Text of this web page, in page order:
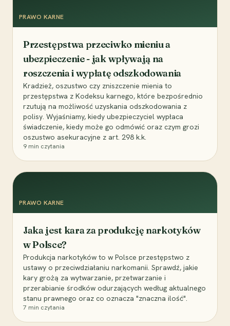
PRAWO KARNE
Przestępstwa przeciwko mieniu a
ubezpieczenie - jak wpływają na
roszczenia i wypłatę odszkodowania
Kradzież, oszustwo czy zniszczenie mienia to
przestępstwa z Kodeksu karnego, które bezpośrednio
rzutują na możliwość uzyskania odszkodowania z
polisy. Wyjaśniamy, kiedy ubezpieczyciel wypłaca
świadczenie, kiedy może go odmówić oraz czym grozi
oszustwo asekuracyjne z art. 298 k.k.
9 min czytania
PRAWO KARNE
Jaka jest kara za produkcję narkotyków
w Polsce?
Produkcja narkotyków to w Polsce przestępstwo z
ustawy o przeciwdziałaniu narkomanii. Sprawdź, jakie
kary grożą za wytwarzanie, przetwarzanie i
przerabianie środków odurzających według aktualnego
stanu prawnego oraz co oznacza "znaczna ilość".
7 min czytania